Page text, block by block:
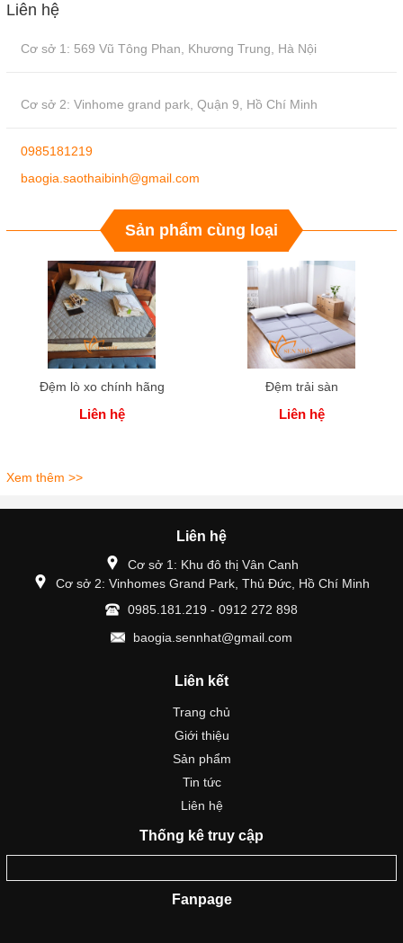
Liên hệ
Cơ sở 1: 569 Vũ Tông Phan, Khương Trung, Hà Nội
Cơ sở 2: Vinhome grand park, Quận 9, Hồ Chí Minh
0985181219
baogia.saothaibinh@gmail.com
Sản phẩm cùng loại
Đệm lò xo chính hãng
Liên hệ
Đệm trải sàn
Liên hệ
Xem thêm >>
Liên hệ
Cơ sở 1: Khu đô thị Vân Canh
Cơ sở 2: Vinhomes Grand Park, Thủ Đức, Hồ Chí Minh
0985.181.219 - 0912 272 898
baogia.sennhat@gmail.com
Liên kết
Trang chủ
Giới thiệu
Sản phẩm
Tin tức
Liên hệ
Thống kê truy cập
Fanpage